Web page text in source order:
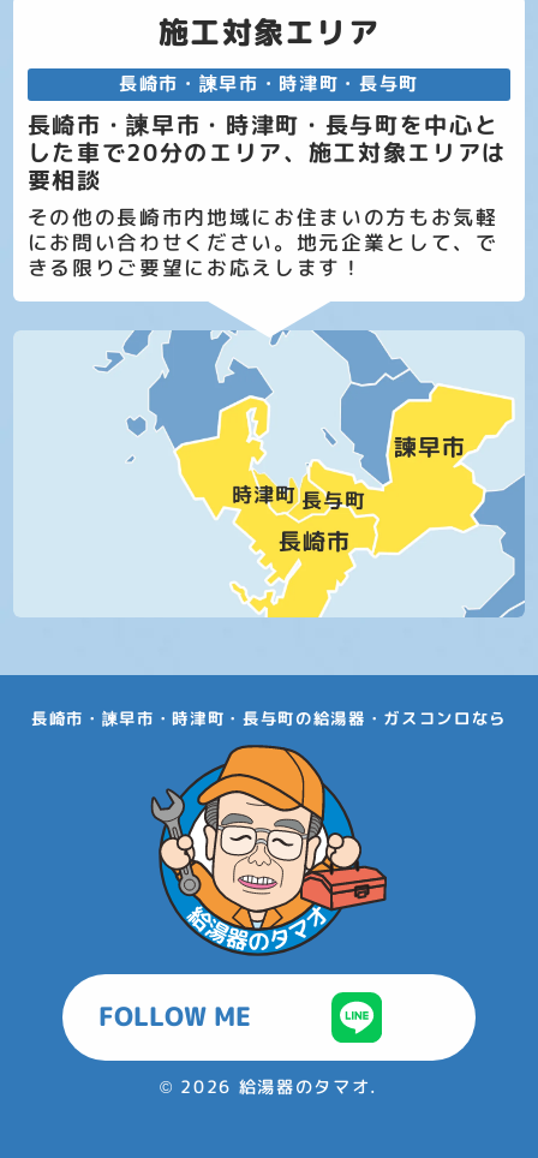
施工対象エリア
長崎市・諫早市・時津町・長与町
長崎市・諫早市・時津町・長与町を中心と
した車で20分のエリア、施工対象エリアは
要相談
その他の長崎市内地域にお住まいの方もお気軽
にお問い合わせください。地元企業として、で
きる限りご要望にお応えします！
長崎市・諫早市・時津町・長与町の給湯器・ガスコンロなら
FOLLOW ME
© 2026 給湯器のタマオ.